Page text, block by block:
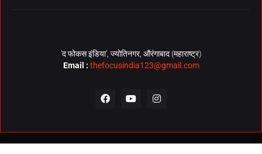
‘द फोकस इंडिया’, ज्योतिनगर, औरंगाबाद (महाराष्ट्र)
Email : thefocusindia123@gmail.com